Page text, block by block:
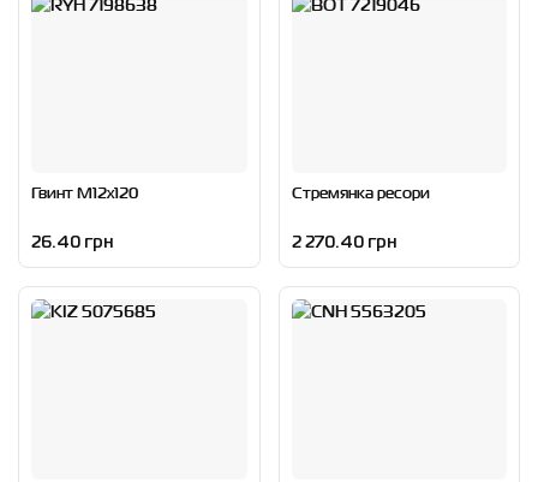
Гвинт M12x120
26.40 грн
Стремянка ресори
2 270.40 грн